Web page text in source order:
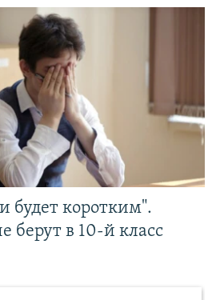
будет коротким".
берут в 10-й класс